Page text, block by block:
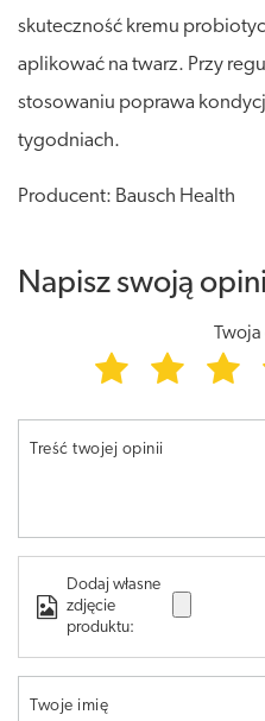
skuteczność kremu
aplikować na twarz. Przy
stosowaniu poprawa
tygodniach.
Producent: Bausch Health
Napisz swoją
Treść twojej opinii
Dodaj własne
zdjęcie
produktu:
Twoje imię